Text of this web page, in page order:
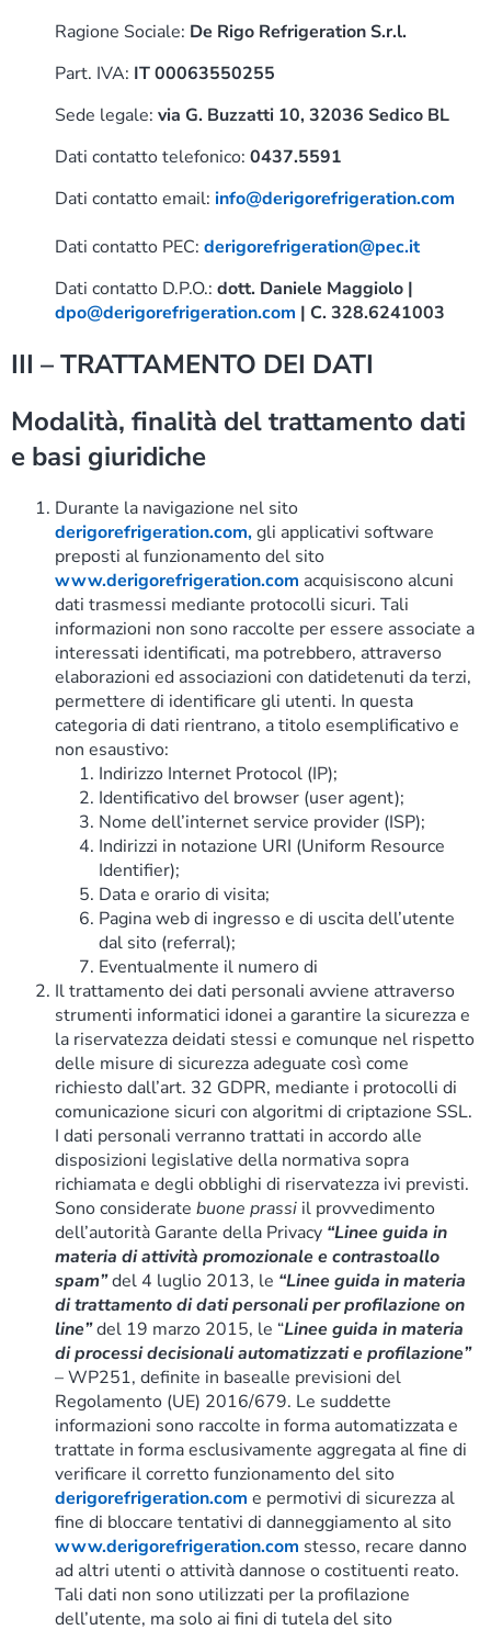
Ragione Sociale: De Rigo Refrigeration S.r.l.
Part. IVA: IT 00063550255
Sede legale: via G. Buzzatti 10, 32036 Sedico BL
Dati contatto telefonico: 0437.5591
Dati contatto email: info@derigorefrigeration.com
Dati contatto PEC: derigorefrigeration@pec.it
Dati contatto D.P.O.: dott. Daniele Maggiolo |
dpo@derigorefrigeration.com | C. 328.6241003
III – TRATTAMENTO DEI DATI
Modalità, finalità del trattamento dati
e basi giuridiche
Durante la navigazione nel sito
derigorefrigeration.com,gli applicativi software
preposti al funzionamento del sito
www.derigorefrigeration.com acquisiscono alcuni
dati trasmessi mediante protocolli sicuri. Tali
informazioni non sono raccolte per essere associate a
interessati identificati, ma potrebbero, attraverso
elaborazioni ed associazioni con datidetenuti da terzi,
permettere di identificare gli utenti. In questa
categoria di dati rientrano, a titolo esemplificativo e
non esaustivo:
Indirizzo Internet Protocol (IP);
Identificativo del browser (user agent);
Nome dell’internet service provider (ISP);
Indirizzi in notazione URI (Uniform Resource
Identifier);
Data e orario di visita;
Pagina web di ingresso e di uscita dell’utente
dal sito (referral);
Eventualmente il numero di
Il trattamento dei dati personali avviene attraverso
strumenti informatici idonei a garantire la sicurezza e
la riservatezza deidati stessi e comunque nel rispetto
delle misure di sicurezza adeguate così come
richiesto dall’art. 32 GDPR, mediante i protocolli di
comunicazione sicuri con algoritmi di criptazione SSL.
I dati personali verranno trattati in accordo alle
disposizioni legislative della normativa sopra
richiamata e degli obblighi di riservatezza ivi previsti.
Sono considerate buone prassi il provvedimento
dell’autorità Garante della Privacy “Linee guida in
materia di attività promozionale e contrastoallo
spam”del 4 luglio 2013, le “Linee guida in materia
di trattamento di dati personali per profilazione on
line”del 19 marzo 2015, le “Linee guida in materia
di processi decisionali automatizzati e profilazione”
– WP251, definite in basealle previsioni del
Regolamento (UE) 2016/679. Le suddette
informazioni sono raccolte in forma automatizzata e
trattate in forma esclusivamente aggregata al fine di
verificare il corretto funzionamento del sito
derigorefrigeration.com e permotivi di sicurezza al
fine di bloccare tentativi di danneggiamento al sito
www.derigorefrigeration.com stesso, recare danno
ad altri utenti o attività dannose o costituenti reato.
Tali dati non sono utilizzati per la profilazione
dell’utente, ma solo ai fini di tutela del sito